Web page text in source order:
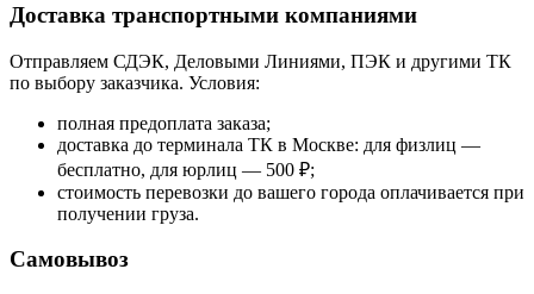
Доставка транспортными компаниями
Отправляем СДЭК, Деловыми Линиями, ПЭК и другими ТК
по выбору заказчика. Условия:
полная предоплата заказа;
доставка до терминала ТК в Москве: для физлиц —
бесплатно, для юрлиц — 500 ₽;
стоимость перевозки до вашего города оплачивается при
получении груза.
Самовывоз